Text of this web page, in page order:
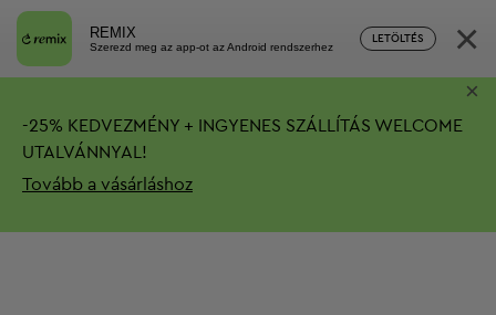
REMIX
Szerezd meg az app-ot az Android rendszerhez
LETÖLTÉS ×
-25% KEDVEZMÉNY + INGYENES SZÁLLÍTÁS WELCOME
UTALVÁNNYAL!
Tovább a vásárláshoz
×